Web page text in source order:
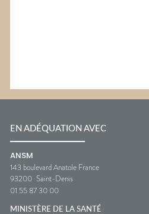
EN ADÉQUATION AVEC
ANSM
143 boulevard Anatole France
93200 Saint-Denis
01 55 87 30 00
MINISTÈRE DE LA SANTÉ